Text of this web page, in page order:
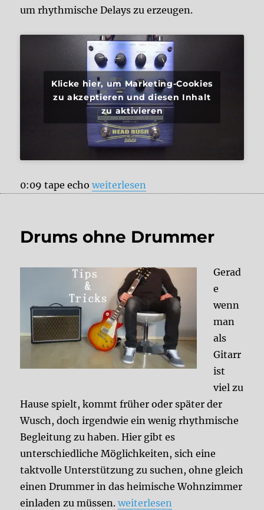
um rhythmische Delays zu erzeugen.
Klicke hier, um Marketing-Cookies
zu akzeptieren und diesen Inhalt
zu aktivieren
0:09 tape echo„Akai Headrush“
weiterlesen
Drums ohne Drummer
Gerad
e
wenn
man
als
Gitarr
ist
viel zu
Hause spielt, kommt früher oder später der
Wusch, doch irgendwie ein wenig rhythmische
Begleitung zu haben. Hier gibt es
unterschiedliche Möglichkeiten, sich eine
taktvolle Unterstützung zu suchen, ohne gleich
einen Drummer in das heimische Wohnzimmer
einladen zu müssen.„Drums ohne Drummer“
weiterlesen